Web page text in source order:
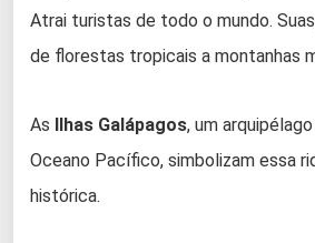
Atrai turistas de todo o mundo.
de florestas tropicais a montanhas
As Ilhas Galápagos, um
Oceano Pacífico, simbolizam essa
histórica.